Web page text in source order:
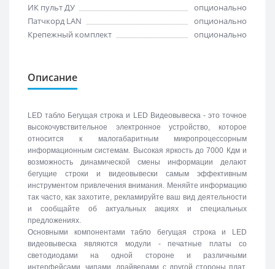
ИК пульт ДУ
опционально
Патчкорд LAN
опционально
Крепежный комплект
опционально
Описание
LED табло Бегущая строка и LED Видеовывеска - это точное
высокочувствительное электронное устройство, которое
относится к малогабаритным микропроцессорным
информационным системам. Высокая яркость до 7000 Кдм и
возможность динамической смены информации делают
бегущие строки и видеовывески самым эффективным
инструментом привлечения внимания. Меняйте информацию
так часто, как захотите, рекламируйте ваш вид деятельности
и сообщайте об актуальных акциях и специальных
предложениях.
Основными компонентами табло бегущая строка и LED
видеовывеска являются модули - печатные платы со
светодиодами на одной стороне и различными
интерфейсами, чипами, драйверами с другой стороны плат.